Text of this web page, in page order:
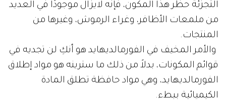
التجزئة حظر هذا المكون، فإنه لايزال موجودًا في العديد
من ملمعات الأظافر، وغراء الرموش، وغيرها من
المنتجات.
والأمر المخيف في الفورمالديهايد هو أنكِ لن تجديه في
قوائم المكونات، بدلاً من ذلك ما سترينه هو مواد إطلاق
الفورمالديهايد، وهي مواد حافظة تطلق المادة
الكيميائية ببطء.